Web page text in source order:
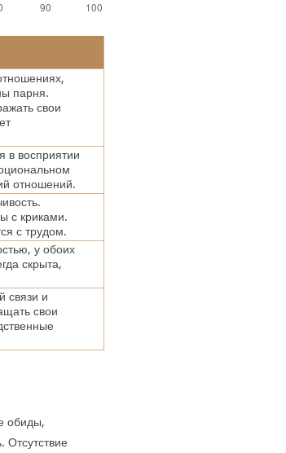
парня.
свои
в восприятии
отношений.
с криками.
с трудом.
у обоих
скрыта,
связи и
свои
обиды,
Отсутствие